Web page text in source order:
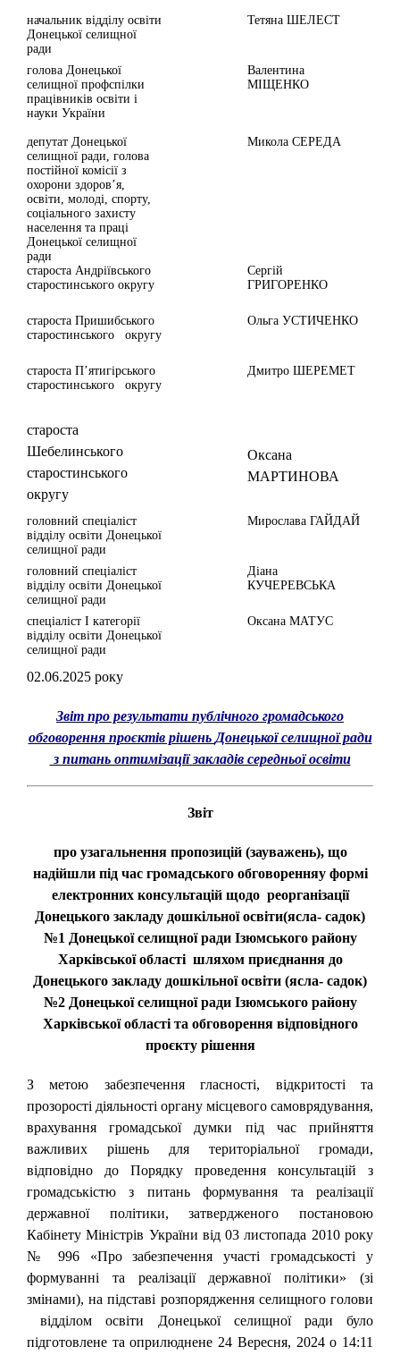
начальник відділу освіти
Донецької селищної
ради
Тетяна ШЕЛЕСТ
голова Донецької
селищної профспілки
працівників освіти і
науки України
Валентина
МІЩЕНКО
депутат Донецької
селищної ради, голова
постійної комісії з
охорони здоров’я,
освіти, молоді, спорту,
соціального захисту
населення та праці
Донецької селищної
ради
Микола СЕРЕДА
староста Андріївського
старостинського округу
Сергій
ГРИГОРЕНКО
староста Пришибського
старостинського округу
Ольга УСТИЧЕНКО
староста П’ятигірського
старостинського округу
староста
Шебелинського
старостинського
округу
Дмитро ШЕРЕМЕТ
Оксана
МАРТИНОВА
головний спеціаліст
відділу освіти Донецької
селищної ради
Мирослава ГАЙДАЙ
головний спеціаліст
відділу освіти Донецької
селищної ради
Діана
КУЧЕРЕВСЬКА
спеціаліст І категорії
відділу освіти Донецької
селищної ради
Оксана МАТУС
02.06.2025 року
Звіт про результати публічного громадського
обговорення проєктів рішеньДонецької селищної ради
з питань оптимізації закладів середньої освіти
Звіт
про узагальнення пропозицій (зауважень), що
надійшли під час громадського обговоренняу формі
електронних консультацій щодо реорганізації
Донецького закладу дошкільної освіти(ясла- садок)
№1 Донецької селищної ради Ізюмського району
Харківської області шляхом приєднання до
Донецького закладу дошкільної освіти (ясла- садок)
№2 Донецької селищної ради Ізюмського району
Харківської області та обговорення відповідного
проєкту рішення
З метою забезпечення гласності, відкритості та
прозорості діяльності органу місцевого самоврядування,
врахування громадської думки під час прийняття
важливих рішень для територіальної громади,
відповідно до Порядку проведення консультацій з
громадськістю з питань формування та реалізації
державної політики, затвердженого постановою
Кабінету Міністрів України від 03 листопада 2010 року
№ 996 «Про забезпечення участі громадськості у
формуванні та реалізації державної політики» (зі
змінами), на підставі розпорядження селищного голови
відділом освіти Донецької селищної ради було
підготовлене та оприлюднене 24 Вересня, 2024 о 14:11